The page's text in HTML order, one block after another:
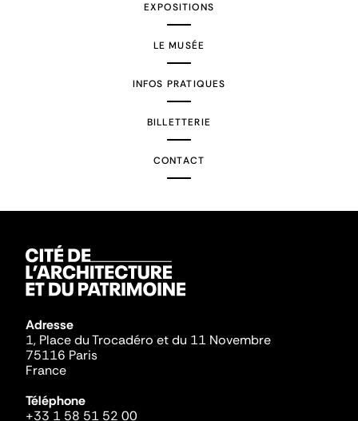
EXPOSITIONS
LE MUSÉE
INFOS PRATIQUES
BILLETTERIE
CONTACT
Adresse
1, Place du Trocadéro et du 11 Novembre
75116 Paris
France
Téléphone
+33 1 58 51 52 00